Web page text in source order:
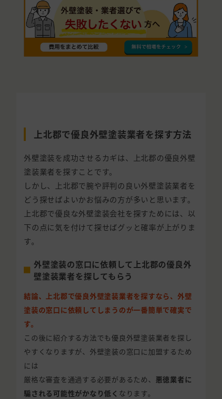
上北郡で優良外壁塗装業者を探す方法
外壁塗装を成功させるカギは、上北郡の優良外壁
塗装業者を探すことです。
しかし、上北郡で腕や評判の良い外壁塗装業者を
どう探せばよいかお悩みの方が多いと思います。
上北郡で優良な外壁塗装会社を探すためには、以
下の点に気を付けて探せばグッと確率が上がりま
す。
外壁塗装の窓口に依頼して上北郡の優良外
壁塗装業者を探してもらう
結論、上北郡で優良外壁塗装業者を探すなら、外壁
塗装の窓口に依頼してしまうのが一番簡単で確実で
す。
この後に紹介する方法でも優良外壁塗装業者を探し
やすくなりますが、外壁塗装の窓口に加盟するため
には
厳格な審査を通過する必要があるため、 悪徳業者に
騙される可能性がかなり低く なります。